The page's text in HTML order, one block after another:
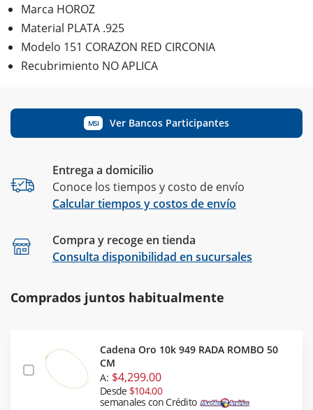
Marca HOROZ
Material PLATA .925
Modelo 151 CORAZON RED CIRCONIA
Recubrimiento NO APLICA
MSI Ver Bancos Participantes
Entrega a domicilio
Conoce los tiempos y costo de envío
Calcular tiempos y costos de envío
Compra y recoge en tienda
Consulta disponibilidad en sucursales
Comprados juntos habitualmente
Cadena Oro 10k 949 RADA ROMBO 50
CM
A: $4,299.00
Desde $104.00
semanales con Crédito